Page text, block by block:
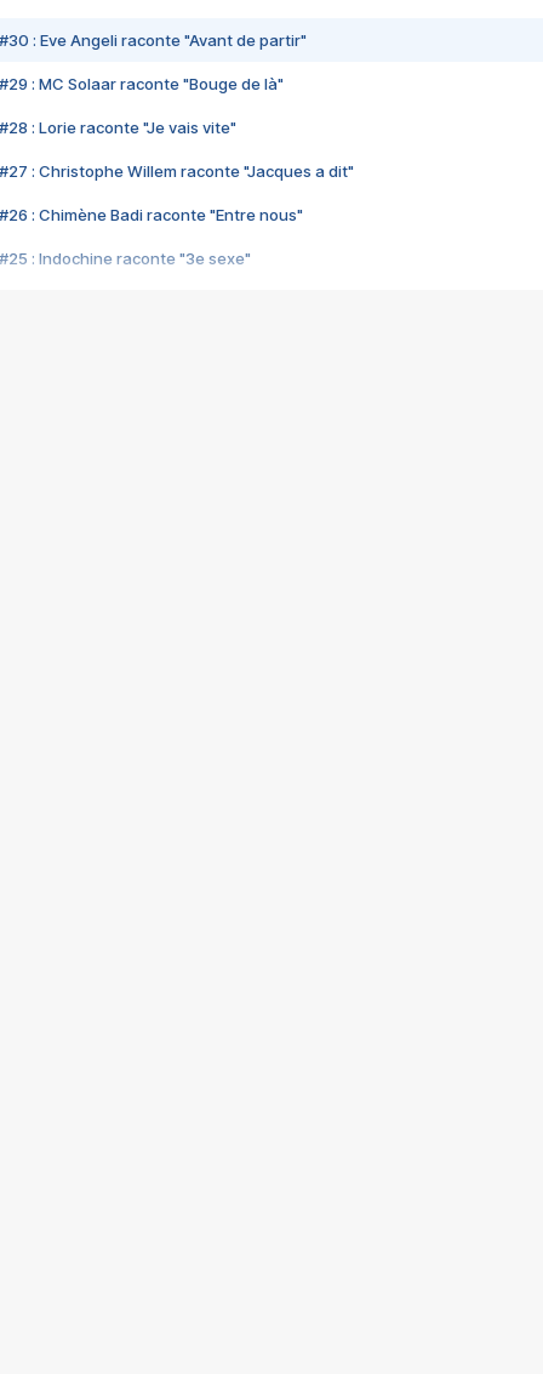
#30 : Eve Angeli raconte "Avant de partir"
#29 : MC Solaar raconte "Bouge de là"
#28 : Lorie raconte "Je vais vite"
#27 : Christophe Willem raconte "Jacques a dit"
#26 : Chimène Badi raconte "Entre nous"
#25 : Indochine raconte "3e sexe"